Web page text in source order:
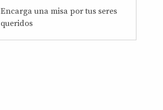
Encarga una misa por tus seres
queridos